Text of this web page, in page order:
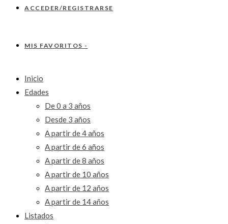
ACCEDER/REGISTRARSE
MIS FAVORITOS -
Inicio
Edades
De 0 a 3 años
Desde 3 años
A partir de 4 años
A partir de 6 años
A partir de 8 años
A partir de 10 años
A partir de 12 años
A partir de 14 años
Listados